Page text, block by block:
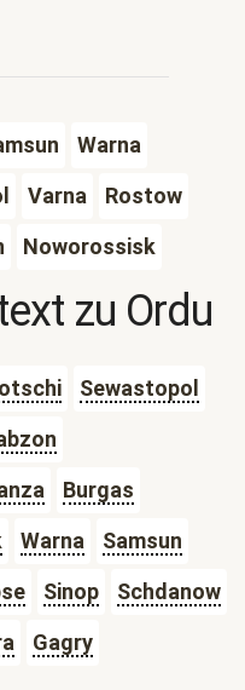
Warna
Varna
Rostow
Noworossisk
zu Ordu
Sewastopol
Burgas
Warna
Samsun
Sinop
Schdanow
Gagry